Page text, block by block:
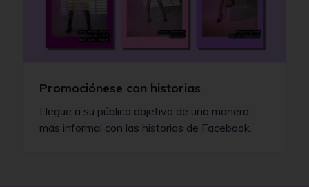
Promociónese con historias
Llegue a su público objetivo de una manera
más informal con las historias de Facebook.